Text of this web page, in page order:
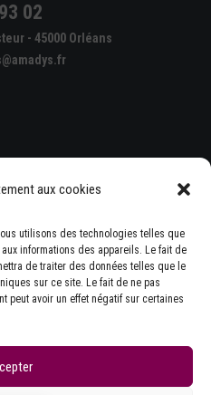
aux cookies
utilisons des technologies telles que
informations des appareils. Le fait de
de traiter des données telles que le
sur ce site. Le fait de ne pas
peut avoir un effet négatif sur certaines
02
- 45000 Orléans
GÉNÉRALES